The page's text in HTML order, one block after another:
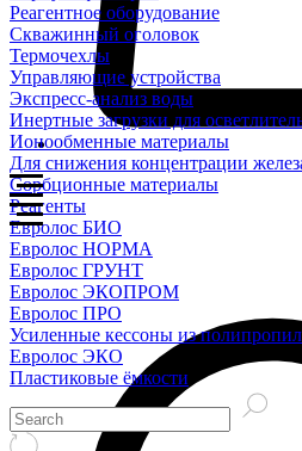
Реагентное оборудование
Скважинный оголовок
Термочехлы
Управляющие устройства
Экспресс-анализ воды
Инертные загрузки для
Ионообменные материалы
Для снижения концентрации
Сорбционные материалы
Реагенты
Евролос БИО
Евролос НОРМА
Евролос ГРУНТ
Евролос ЭКОПРОМ
Евролос ПРО
Усиленные кессоны из
Евролос ЭКО
Пластиковые ёмкости